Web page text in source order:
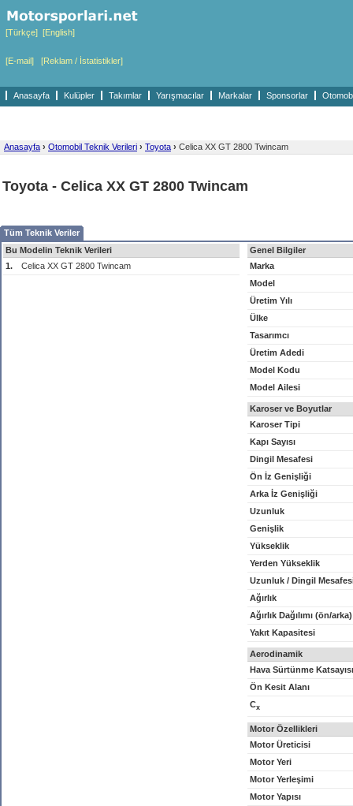
[Türkçe] [English]
[E-mail] [Reklam / İstatistikler]
Anasayfa Kulüpler Takımlar Yarışmacılar Markalar Sponsorlar
Anasayfa › Otomobil Teknik Verileri › Toyota › Celica XX GT 2800 Twincam
Toyota - Celica XX GT 2800 Twincam
Tüm Teknik Veriler
Bu Modelin Teknik Verileri
1.
Celica XX GT 2800 Twincam
Genel Bilgiler
Marka
Model
Üretim Yılı
Ülke
Tasarımcı
Üretim Adedi
Model Kodu
Model Ailesi
Karoser ve Boyutlar
Karoser Tipi
Kapı Sayısı
Dingil Mesafesi
Ön İz Genişliği
Arka İz Genişliği
Uzunluk
Genişlik
Yükseklik
Yerden Yükseklik
Uzunluk / Dingil
Ağırlık
Ağırlık Dağılımı (ön/arka)
Yakıt Kapasitesi
Aerodinamik
Hava Sürtünme Katsayısı
Ön Kesit Alanı
Cx
Motor Özellikleri
Motor Üreticisi
Motor Yeri
Motor Yerleşimi
Motor Yapısı